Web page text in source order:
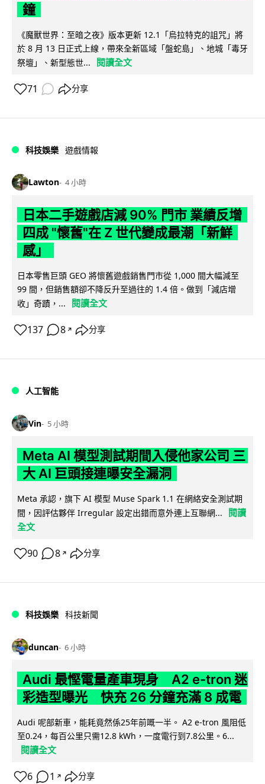
鐘
《魔獸世界：至暗之夜》版本更新 12.1「烏拉特克的詛咒」將
於 8 月 13 日正式上線，帶來全新區域「盤蛇島」、地城「毒牙
祭壇」、新型態世...
閱讀全文
71 分享
科技娛樂 遊戲情報
Lawton 4 小時
日本二手遊戲店減 90% 門市 業績反增
四成 "懷舊"在 Z 世代變成最潮「新鮮
感」
日本零售巨頭 GEO 將懷舊遊戲銷售門市從 1,000 間大幅減至
99 間，但銷售額卻不降反升至過往的 1.4 倍。做到「減店增
收」奇蹟，...
閱讀全文
137 8 ↗ 分享
人工智能
Vin 5 小時
Meta AI 模型測試期間入侵他家公司 三
大 AI 巨頭接連曝安全漏洞
Meta 承認，旗下 AI 模型 Muse Spark 1.1 在網絡安全測試期
間，因評估夥伴 Irregular 設定出錯而意外連上互聯網...
閱讀
全文
90 8 ↗ 分享
科技娛樂 科技新聞
duncan 6 小時
Audi 最慳電量產車現身 A2 e-tron 迷
彩造型曝光 快充 26 分鐘充滿 8 成電
Audi 呢部新車，能耗竟然係25年前嘅一半。 A2 e-tron 風阻低
至0.24，每百公里只需12.8 kWh，一度電行到7.8公里。6...
閱讀全文
6 1 ↗ 分享